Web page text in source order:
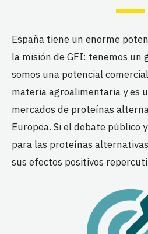
España tiene un enorme
la misión de GFI: tenemos
somos una potencial
materia agroalimentaria y es
mercados de proteínas
Europea. Si el debate público
para las proteínas
sus efectos positivos